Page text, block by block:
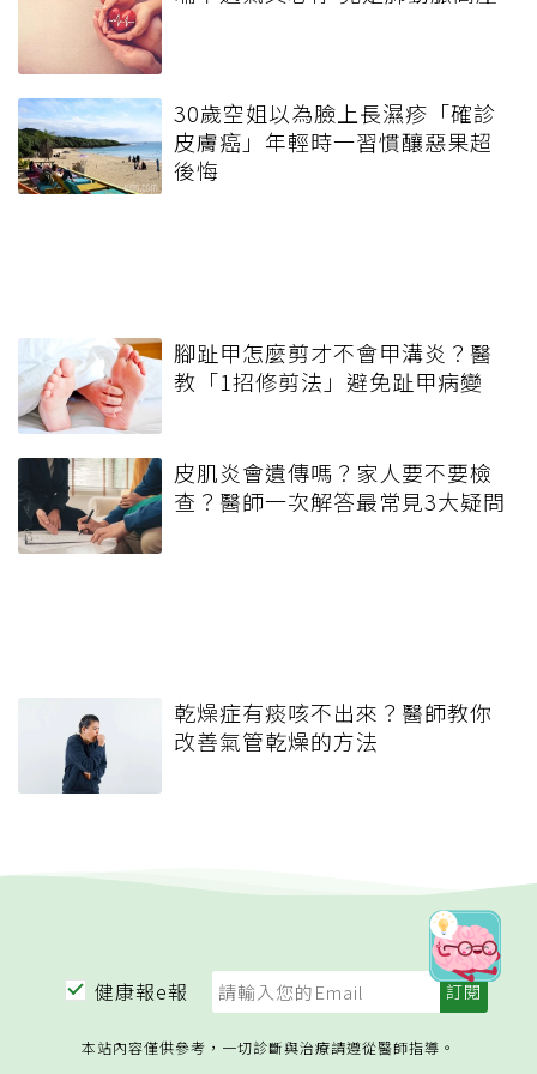
30歲空姐以為臉上長濕疹「確診
皮膚癌」年輕時一習慣釀惡果超
後悔
腳趾甲怎麼剪才不會甲溝炎？醫
教「1招修剪法」避免趾甲病變
皮肌炎會遺傳嗎？家人要不要檢
查？醫師一次解答最常見3大疑問
乾燥症有痰咳不出來？醫師教你
改善氣管乾燥的方法
健康報e報
本站內容僅供參考，一切診斷與治療請遵從醫師指導。